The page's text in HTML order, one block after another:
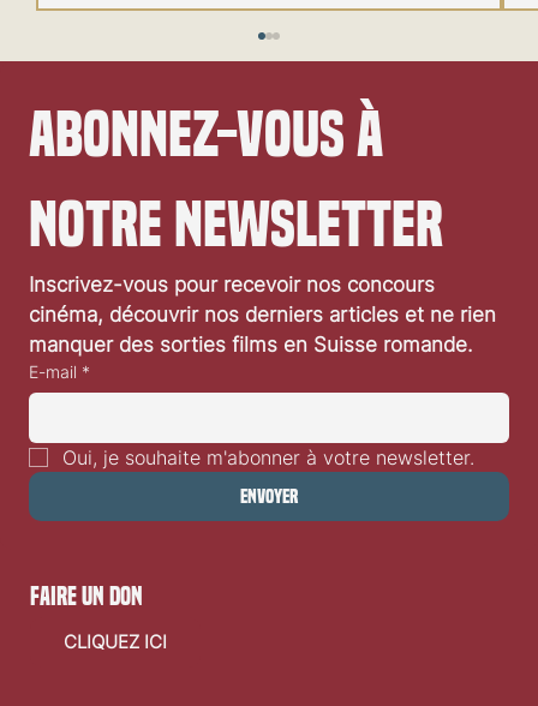
Abonnez-vous à
notre newsletter
Inscrivez-vous pour recevoir nos concours
cinéma, découvrir nos derniers articles et ne rien
manquer des sorties films en Suisse romande.
E-mail *
Oui, je souhaite m'abonner à votre newsletter.
Envoyer
faire un don
CLIQUEZ ICI